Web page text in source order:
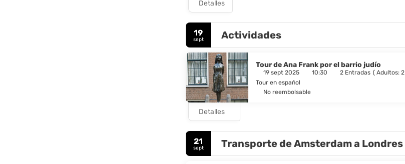
Detalles
19
sept Actividades
Tour de Ana Frank por el barrio judío
19 sept 2025 10:30 2 Entradas ( Adultos: 2
Tour en español
No reembolsable
Detalles
21
sept Transporte de Amsterdam a Londres